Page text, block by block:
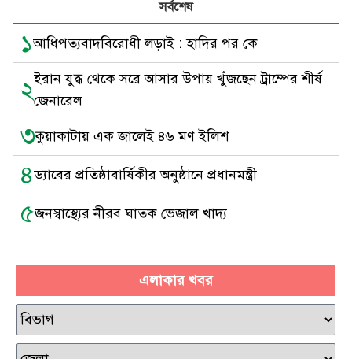
সর্বশেষ
১আধিপত্যবাদবিরোধী লড়াই : হাদির পর কে
২ইরান যুদ্ধ থেকে সরে আসার উপায় খুঁজছেন ট্রাম্পের শীর্ষ
জেনারেল
৩কুয়াকাটায় এক জালেই ৪৬ মণ ইলিশ
৪ড্যাবের প্রতিষ্ঠাবার্ষিকীর অনুষ্ঠানে প্রধানমন্ত্রী
৫জনস্বাস্থ্যের নীরব ঘাতক ভেজাল খাদ্য
এলাকার খবর